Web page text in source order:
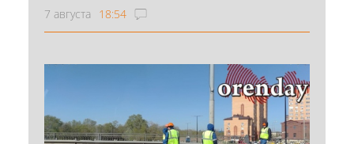
7 августа 18:54